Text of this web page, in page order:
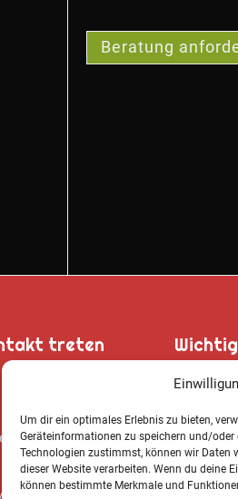
Um dir ein optimales Erlebnis zu bieten,
Geräteinformationen zu speichern und/
Technologien zustimmst, können wir Daten
dieser Website verarbeiten. Wenn du deine
können bestimmte Merkmale und
Beratung
treten
Str. 39, 87548
Cookie